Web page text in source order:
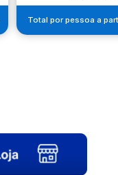
Total por pessoa a